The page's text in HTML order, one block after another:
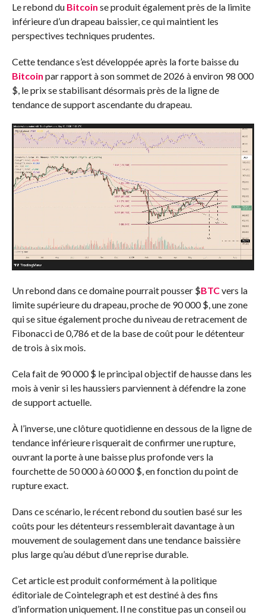
Le rebond du Bitcoin se produit également près de la limite
inférieure d’un drapeau baissier, ce qui maintient les
perspectives techniques prudentes.
Cette tendance s’est développée après la forte baisse du
Bitcoin par rapport à son sommet de 2026 à environ 98 000
$, le prix se stabilisant désormais près de la ligne de
tendance de support ascendante du drapeau.
Un rebond dans ce domaine pourrait pousser $BTCvers la
limite supérieure du drapeau, proche de 90 000 $, une zone
qui se situe également proche du niveau de retracement de
Fibonacci de 0,786 et de la base de coût pour le détenteur
de trois à six mois.
Cela fait de 90 000 $ le principal objectif de hausse dans les
mois à venir si les haussiers parviennent à défendre la zone
de support actuelle.
À l’inverse, une clôture quotidienne en dessous de la ligne de
tendance inférieure risquerait de confirmer une rupture,
ouvrant la porte à une baisse plus profonde vers la
fourchette de 50 000 à 60 000 $, en fonction du point de
rupture exact.
Dans ce scénario, le récent rebond du soutien basé sur les
coûts pour les détenteurs ressemblerait davantage à un
mouvement de soulagement dans une tendance baissière
plus large qu’au début d’une reprise durable.
Cet article est produit conformément à la politique
éditoriale de Cointelegraph et est destiné à des fins
d’information uniquement. Il ne constitue pas un conseil ou